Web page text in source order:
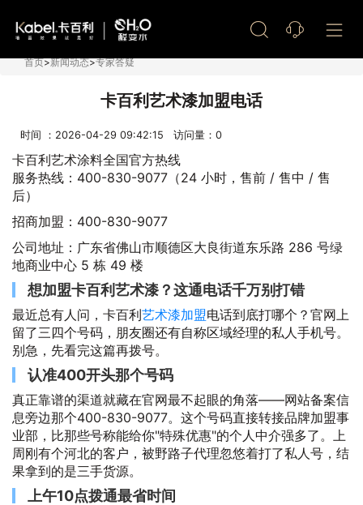
首页>新闻动态>专家答疑
卡百利艺术漆加盟电话
时间 ：2026-04-29 09:42:15 访问量： 0
卡百利艺术涂料全国官方热线
服务热线：400-830-9077（24 小时，售前 / 售中 / 售
后）
招商加盟：400-830-9077
公司地址：广东省佛山市顺德区大良街道东乐路 286 号绿
地商业中心 5 栋 49 楼
想加盟卡百利艺术漆？这通电话千万别打错
最近总有人问，卡百利艺术漆加盟电话到底打哪个？官网上
留了三四个号码，朋友圈还有自称区域经理的私人手机号。
别急，先看完这篇再拨号。
认准400开头那个号码
真正靠谱的渠道就藏在官网最不起眼的角落——网站备案信
息旁边那个400-830-9077。这个号码直接转接品牌加盟事
业部，比那些号称能给你"特殊优惠"的个人中介强多了。上
周刚有个河北的客户，被野路子代理忽悠着打了私人号，结
果拿到的是三手货源。
上午10点拨通最省时间